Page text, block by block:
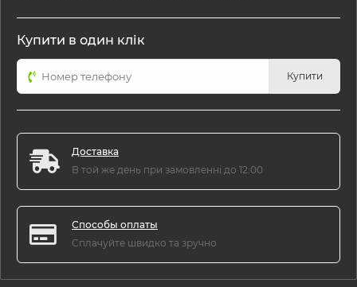
Купити в один клік
Купити
Доставка
В той же день при замовленні до 12:00
Способы оплаты
Сплачуйте швидко та зручно